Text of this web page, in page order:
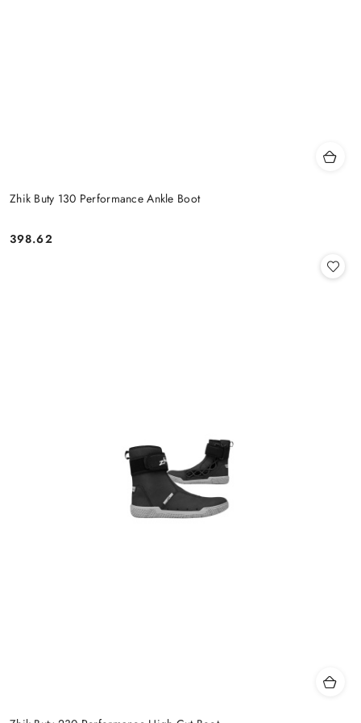
Zhik Buty 130 Performance Ankle Boot
Cena:
398.62